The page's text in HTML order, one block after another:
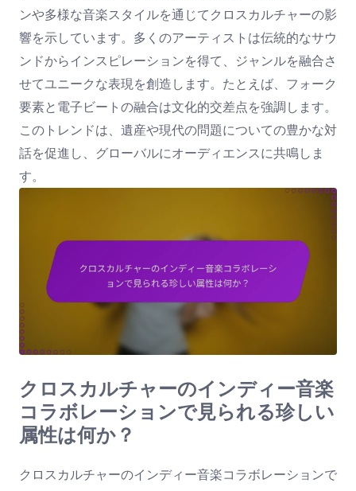
ンや多様な音楽スタイルを通じてクロスカルチャーの影
響を示しています。多くのアーティストは伝統的なサウ
ンドからインスピレーションを得て、ジャンルを融合さ
せてユニークな表現を創造します。たとえば、フォーク
要素と電子ビートの融合は文化的交差点を強調します。
このトレンドは、遺産や現代の問題についての豊かな対
話を促進し、グローバルにオーディエンスに共鳴しま
す。
クロスカルチャーのインディー音楽
コラボレーションで見られる珍しい
属性は何か？
クロスカルチャーのインディー音楽コラボレーションで